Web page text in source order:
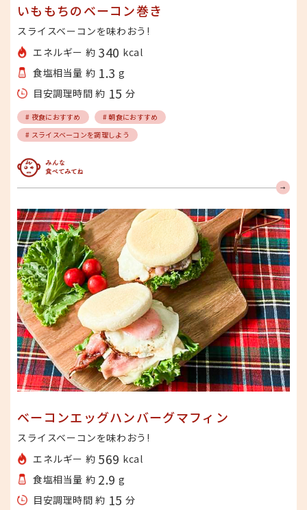
いももちのベーコン巻き
スライスベーコンを味わおう!
エネルギー 約 340 kcal
食塩相当量 約 1.3 g
目安調理時間 約 15 分
# 夜食におすすめ
# 朝食におすすめ
# スライスベーコンを調理しよう
みんな食べてみてね
ベーコンエッグハンバーグマフィン
スライスベーコンを味わおう!
エネルギー 約 569 kcal
食塩相当量 約 2.9 g
目安調理時間 約 15 分